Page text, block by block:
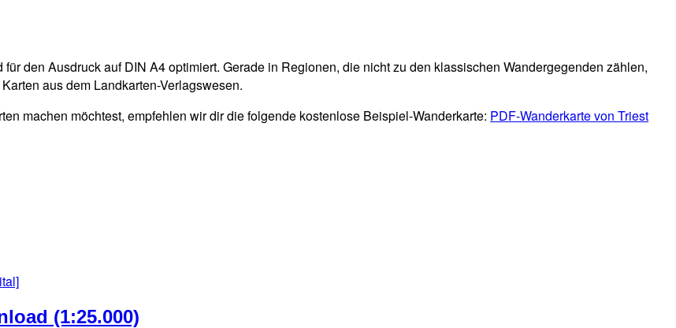
für den Ausdruck auf DIN A4 optimiert. Gerade in Regionen, die nicht zu den klassischen Wandergegenden zählen,
aus dem Landkarten-Verlagswesen.
machen möchtest, empfehlen wir dir die folgende kostenlose Beispiel-Wanderkarte: PDF-Wanderkarte von Triest
(1:25.000)